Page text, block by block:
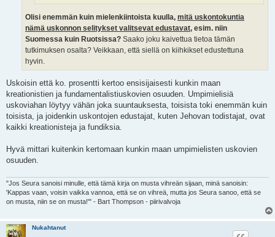
Olisi enemmän kuin mielenkiintoista kuulla, mitä uskontokuntia
nämä uskonnon selitykset valitsevat edustavat, esim. niin
Suomessa kuin Ruotsissa? Saako joku kaivettua tietoa tämän
tutkimuksen osalta? Veikkaan, että siellä on kiihkikset edustettuna
hyvin.
Uskoisin että ko. prosentti kertoo ensisijaisesti kunkin maan
kreationistien ja fundamentalistiuskovien osuuden. Umpimielisiä
uskoviahan löytyy vähän joka suuntauksesta, toisista toki enemmän kuin
toisista, ja joidenkin uskontojen edustajat, kuten Jehovan todistajat, ovat
kaikki kreationisteja ja fundiksia.
Hyvä mittari kuitenkin kertomaan kunkin maan umpimielisten uskovien
osuuden.
"Jos Seura sanoisi minulle, että tämä kirja on musta vihreän sijaan, minä sanoisin:
'Kappas vaan, voisin vaikka vannoa, että se on vihreä, mutta jos Seura sanoo, että se
on musta, niin se on musta!'" - Bart Thompson - piirivalvoja
Nukahtanut